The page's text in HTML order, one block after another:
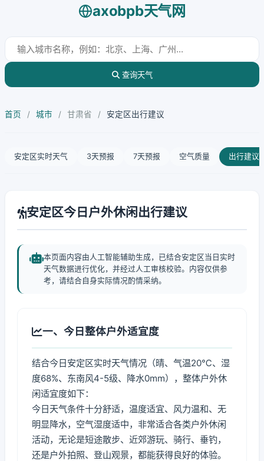
axobpb天气网
查询天气
首页 / 城市 / 甘肃省 / 安定区出行建议
安定区实时天气 3天预报 7天预报 空气质量 出行建议
安定区今日户外休闲出行建议
本页面内容由人工智能辅助生成，已结合安定区当日实时
天气数据进行优化，并经过人工审核校验。内容仅供参
考，请结合自身实际情况酌情采纳。
一、今日整体户外适宜度
结合今日安定区实时天气情况（晴、气温20℃、湿
度68%、东南风4-5级、降水0mm），整体户外休
闲适宜度如下：
今日天气条件十分舒适，温度适宜、风力温和、无
明显降水，空气湿度适中，非常适合各类户外休闲
活动，无论是短途散步、近郊游玩、骑行、垂钓，
还是户外拍照、登山观景，都能获得良好的体验。